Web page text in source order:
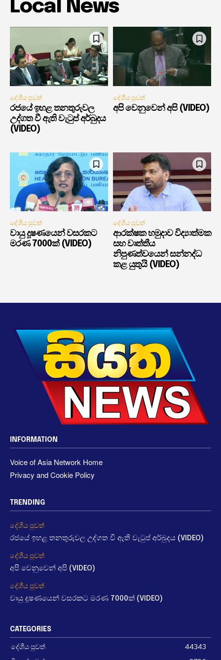
Local News
දේශීය පුවත්
රජයේ ඉහළ තනතුරුවල
උද්ගත වී ඇති වැටුප් අර්බුදය
(VIDEO)
දේශීය පුවත්
අපි වෙනුවෙන් අපි (VIDEO)
දේශීය පුවත්
වායු දූෂණයෙන් වසරකට
මරණ 7000ක් (VIDEO)
දේශීය පුවත්
ආරක්ෂක හමුදාව විද්‍යාත්මක
සහ වෘත්තීය
නිපුණත්වයෙන් සන්නද්ධ
කළ යුතුයි (VIDEO)
INFORMATION
Voice of Asia Network Home
Privacy and Cookie Policy
TRENDING
දේශීය පුවත්
රජයේ ඉහළ තනතුරුවල උද්ගත වී ඇති වැටුප් අර්බුදය (VIDEO)
දේශීය පුවත්
අපි වෙනුවෙන් අපි (VIDEO)
දේශීය පුවත්
වායු දූෂණයෙන් වසරකට මරණ 7000ක් (VIDEO)
CATEGORIES
දේශීය පුවත්
44343